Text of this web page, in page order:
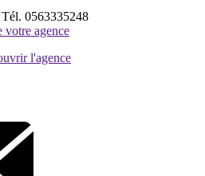
Tél. 0563335248
votre agence
l'agence